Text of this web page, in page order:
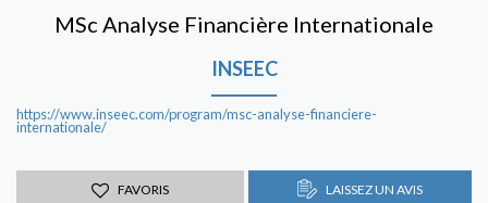
MSc Analyse Financière Internationale
INSEEC
https://www.inseec.com/program/msc-analyse-financiere-
internationale/
FAVORIS LAISSEZ UN AVIS